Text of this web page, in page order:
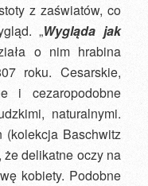
z zaświatów, co
„Wygląda jak
o nim hrabina
roku. Cesarskie,
i cezaropodobne
naturalnymi.
(kolekcja Baschwitz
delikatne oczy na
kobiety. Podobne